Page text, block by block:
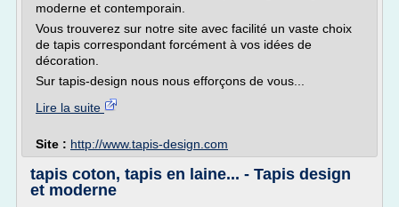
moderne et contemporain.
Vous trouverez sur notre site avec facilité un vaste choix
de tapis correspondant forcément à vos idées de
décoration.
Sur tapis-design nous nous efforçons de vous...
Lire la suite
Site : http://www.tapis-design.com
tapis coton, tapis en laine... - Tapis design
et moderne